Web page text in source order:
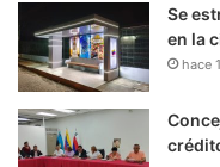
Se
en la
hace